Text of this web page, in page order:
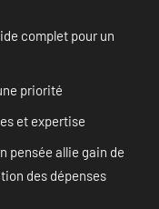
complet pour un
priorité
et expertise
pensée allie gain de
des dépenses